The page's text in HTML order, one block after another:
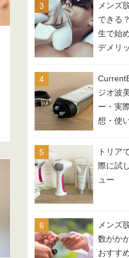
メンズ
できる
生で始
デメリ
ジオ波
ー・実
想・使
トリア
際に試
ュー
メンズ
数がか
おすす